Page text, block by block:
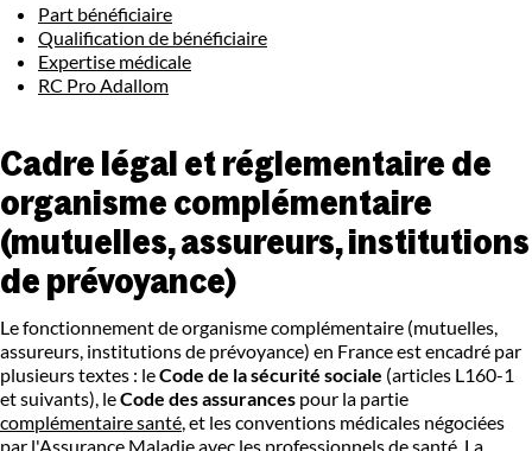
Part bénéficiaire
Qualification de bénéficiaire
Expertise médicale
RC Pro Adallom
Cadre légal et réglementaire de
organisme complémentaire
(mutuelles, assureurs, institutions
de prévoyance)
Le fonctionnement de organisme complémentaire (mutuelles,
assureurs, institutions de prévoyance) en France est encadré par
plusieurs textes : leCode de la sécurité sociale (articles L160-1
et suivants), leCode des assurances pour la partie
complémentaire santé, et les conventions médicales négociées
par l'Assurance Maladie avec les professionnels de santé. La